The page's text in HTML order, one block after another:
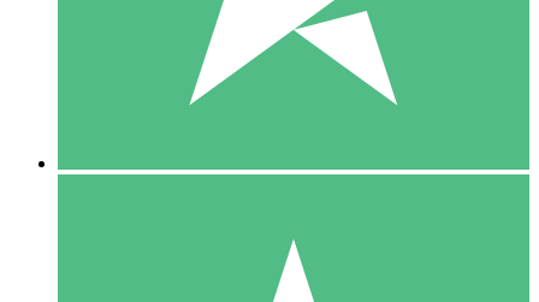
1000
10 Downloads
20 00